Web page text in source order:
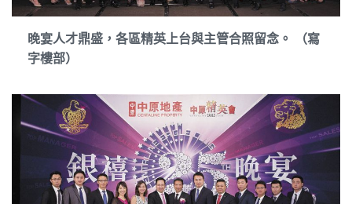
晚宴人才鼎盛，各區精英上台與主管合照留念。 （寫
字樓部）